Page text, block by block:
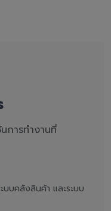
การทำงานที่
บบคลังสินค้า และระบบ